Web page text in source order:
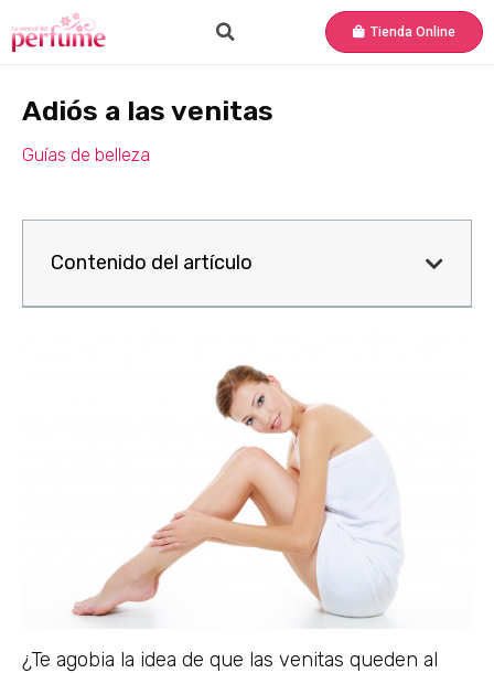
Tienda Online
Adiós a las venitas
Guías de belleza
Contenido del artículo
¿Te agobia la idea de que las venitas queden al